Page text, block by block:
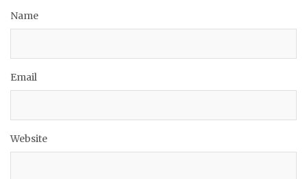
Name
Email
Website